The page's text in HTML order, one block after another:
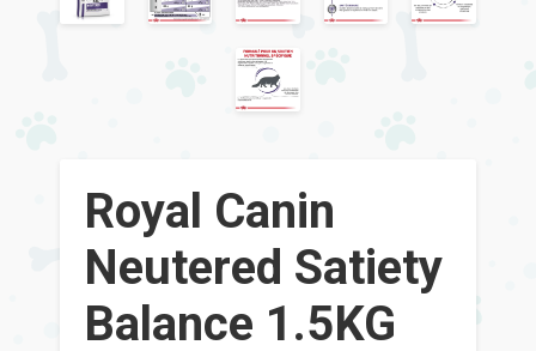
Royal Canin
Neutered Satiety
Balance 1.5KG